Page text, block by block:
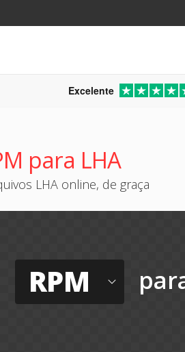
Excelente
para LHA
LHA online, de graça
RPM